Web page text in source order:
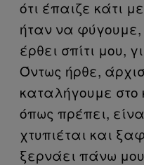
ότι έπαιζε κάτι
ήταν να φύγουμε,
έρθει σπίτι μου,
Όντως ήρθε,
καταλήγουμε στο
όπως πρέπει,
χτυπιέται και
ξερνάει πάνω